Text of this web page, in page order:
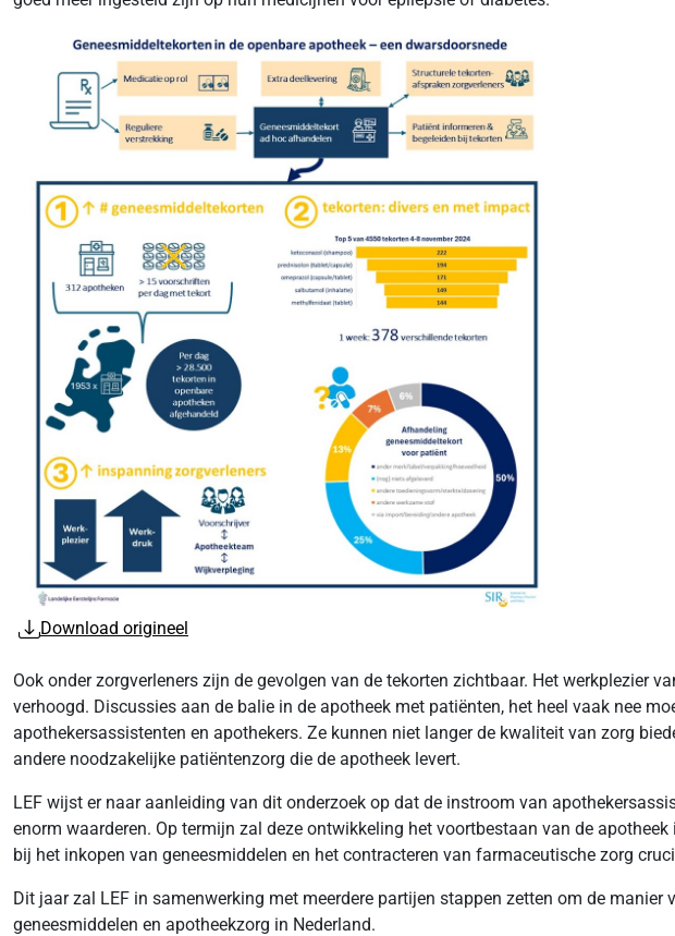
Download origineel
Ook onder zorgverleners zijn de gevolgen van de tekorten zichtbaar. Het werkplezier
verhoogd. Discussies aan de balie in de apotheek met patiënten, het heel vaak nee
apothekersassistenten en apothekers. Ze kunnen niet langer de kwaliteit van zorg
andere noodzakelijke patiëntenzorg die de apotheek levert.
LEF wijst er naar aanleiding van dit onderzoek op dat de instroom van
enorm waarderen. Op termijn zal deze ontwikkeling het voortbestaan van de
bij het inkopen van geneesmiddelen en het contracteren van farmaceutische zorg
Dit jaar zal LEF in samenwerking met meerdere partijen stappen zetten om de
geneesmiddelen en apotheekzorg in Nederland.